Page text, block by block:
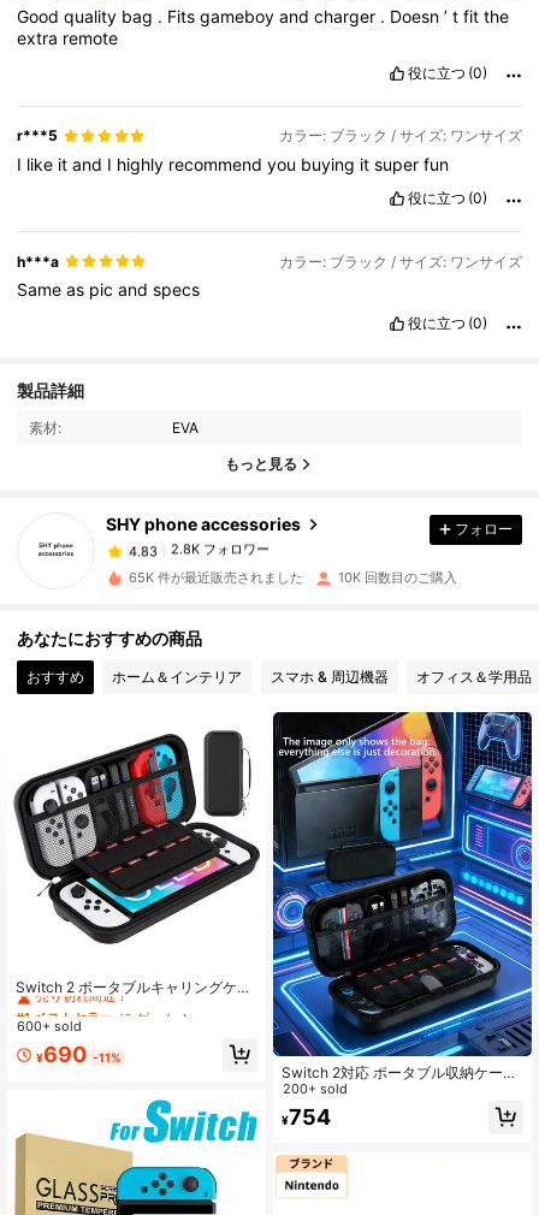
Goodquality bag . Fitsgameboyandcharger . Doesn’tfitthe
extra remote
役に立つ (0)
r***5 カラー: ブラック / サイズ: ワンサイズ
I like itand I highly recommendyou buying itsuperfun
役に立つ (0)
h***a カラー: ブラック / サイズ: ワンサイズ
Sameas picandspecs
役に立つ (0)
製品詳細
素材: EVA
もっと見る
SHY phone accessories
2.8K フォロワー
4.83
2.8K フォロワー
m***8 は3時間前に購入しました
4.83 2.8K フォロワー
4.83 2.8K フォロワー
4.83 2.8K フォロワー
4.83 2.8K フォロワー
4.83 2.8K フォロワー
2.8K フォロワー
4.83 2.8K フォロワー
フォロー
65K 件が最近販売されました 10K 回数目のご購入
あなたにおすすめの商品
おすすめ ホーム＆インテリア スマホ & 周辺機器 オフィス＆学用品
Switch 2 ポータブルキャリングケー
ス、トラベル収納ボックス、10個の
ゲームカートリッジとポケットを収
タブルバッグ Switch 2本体とアクセ
売り切れ間近！
#1 ベストセラー
売り切れ間近！
#1 ベストセラー
売り切れ間近！
#1 ベストセラー に ゲーム
600+ sold
¥690 -11%
Switch 2対応 ポータブル収納ケース
ハードシェル 収納バッグ トラベルゲ
ーム収納バッグ アクセサリー対応 12
枚のゲームカートリッジ収納可能
気後に使用することを推奨）
200+ sold
¥754